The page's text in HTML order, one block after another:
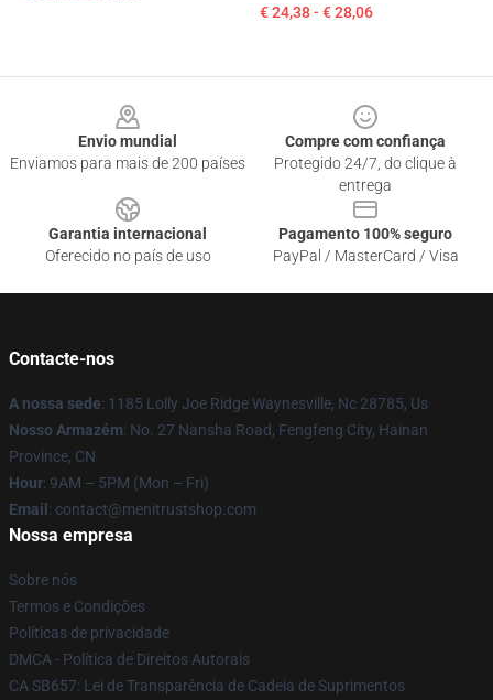
€ 24,38 - € 28,06
Envio mundial
Enviamos para mais de 200 países
Compre com confiança
Protegido 24/7, do clique à
entrega
Garantia internacional
Oferecido no país de uso
Pagamento 100% seguro
PayPal / MasterCard / Visa
Contacte-nos
A nossa sede: 1185 Lolly Joe Ridge Waynesville, Nc 28785, Us
Nosso Armazém: No. 27 Nansha Road, Fengfeng City, Hainan
Province, CN
Hour: 9AM – 5PM (Mon – Fri)
Email : contact@menitrustshop.com
Nossa empresa
Sobre nós
Termos e Condições
Políticas de privacidade
DMCA - Política de Direitos Autorais
CA SB657: Lei de Transparência de Cadeia de Suprimentos